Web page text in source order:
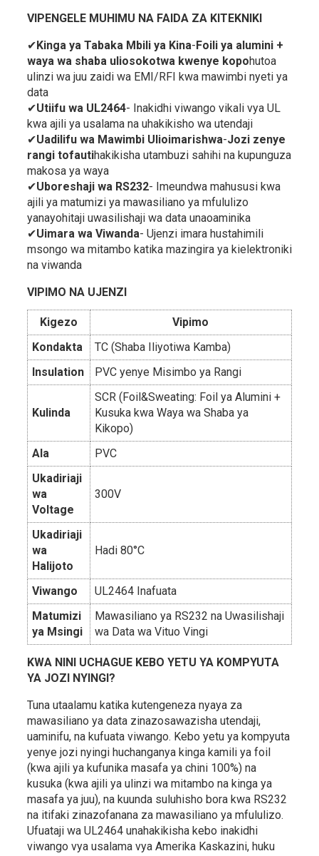
VIPENGELE MUHIMU NA FAIDA ZA KITEKNIKI
✔Kinga ya Tabaka Mbili ya Kina-Foili ya alumini +
waya wa shaba uliosokotwa kwenye kopohutoa
ulinzi wa juu zaidi wa EMI/RFI kwa mawimbi nyeti ya
data
✔Utiifu wa UL2464- Inakidhi viwango vikali vya UL
kwa ajili ya usalama na uhakikisho wa utendaji
✔Uadilifu wa Mawimbi Ulioimarishwa-Jozi zenye
rangi tofautihakikisha utambuzi sahihi na kupunguza
makosa ya waya
✔Uboreshaji wa RS232- Imeundwa mahususi kwa
ajili ya matumizi ya mawasiliano ya mfululizo
yanayohitaji uwasilishaji wa data unaoaminika
✔Uimara wa Viwanda- Ujenzi imara hustahimili
msongo wa mitambo katika mazingira ya kielektroniki
na viwanda
VIPIMO NA UJENZI
Kigezo
Vipimo
Kondakta
TC (Shaba Iliyotiwa Kamba)
Insulation
PVC yenye Misimbo ya Rangi
Kulinda
SCR (Foil&Sweating: Foil ya Alumini +
Kusuka kwa Waya wa Shaba ya
Kikopo)
Ala
PVC
Ukadiriaji
wa
Voltage
300V
Ukadiriaji
wa
Halijoto
Hadi 80°C
Viwango
UL2464 Inafuata
Matumizi
ya Msingi
Mawasiliano ya RS232 na Uwasilishaji
wa Data wa Vituo Vingi
KWA NINI UCHAGUE KEBO YETU YA KOMPYUTA
YA JOZI NYINGI?
Tuna utaalamu katika kutengeneza nyaya za
mawasiliano ya data zinazosawazisha utendaji,
uaminifu, na kufuata viwango. Kebo yetu ya kompyuta
yenye jozi nyingi huchanganya kinga kamili ya foil
(kwa ajili ya kufunika masafa ya chini 100%) na
kusuka (kwa ajili ya ulinzi wa mitambo na kinga ya
masafa ya juu), na kuunda suluhisho bora kwa RS232
na itifaki zinazofanana za mawasiliano ya mfululizo.
Ufuataji wa UL2464 unahakikisha kebo inakidhi
viwango vya usalama vya Amerika Kaskazini, huku